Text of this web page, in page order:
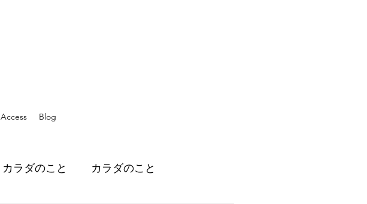
Access Blog
カラダのこと カラダのこと